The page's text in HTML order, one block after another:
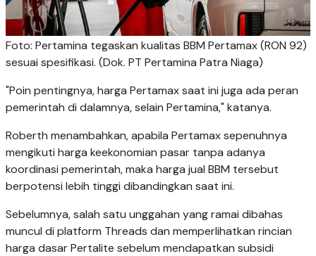
Foto: Pertamina tegaskan kualitas BBM Pertamax (RON 92)
sesuai spesifikasi. (Dok. PT Pertamina Patra Niaga)
"Poin pentingnya, harga Pertamax saat ini juga ada peran
pemerintah di dalamnya, selain Pertamina," katanya.
Roberth menambahkan, apabila Pertamax sepenuhnya
mengikuti harga keekonomian pasar tanpa adanya
koordinasi pemerintah, maka harga jual BBM tersebut
berpotensi lebih tinggi dibandingkan saat ini.
Sebelumnya, salah satu unggahan yang ramai dibahas
muncul di platform Threads dan memperlihatkan rincian
harga dasar Pertalite sebelum mendapatkan subsidi